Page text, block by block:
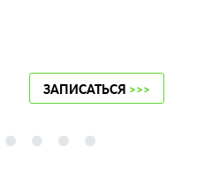
ЗАПИСАТЬСЯ >>>